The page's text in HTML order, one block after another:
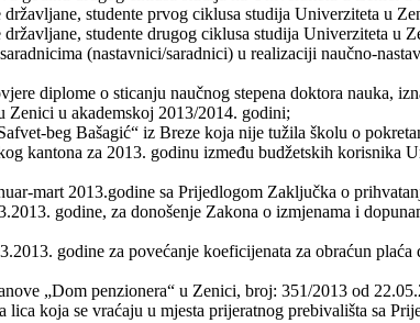
studente prvog ciklusa studija Univerziteta u
studente drugog ciklusa studija Univerziteta u
(nastavnici/saradnici) u realizaciji naučno-
diplome o sticanju naučnog stepena doktora nauka,
Zenici u akademskoj 2013/2014. godini;
beg Bašagić“ iz Breze koja nije tužila školu o
kantona za 2013. godinu između budžetskih korisnika
mart 2013.godine sa Prijedlogom Zaključka o
godine, za donošenje Zakona o izmjenama i
godine za povećanje koeficijenata za obraćun
„Dom penzionera“ u Zenici, broj: 351/2013 od
koja se vraćaju u mjesta prijeratnog prebivališta sa